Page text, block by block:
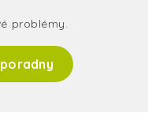
problémy.